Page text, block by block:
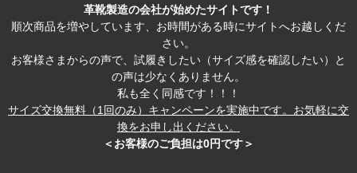
革靴製造の会社が始めたサイトです！
順次商品を増やしています、お時間がある時にサイトへお越しくだ
さい。
お客様さまからの声で、試履きしたい（サイズ感を確認したい）と
の声は少なくありません。
私も全く同感です！！！
サイズ交換無料（1回のみ）キャンペーンを実施中です。お気軽に交
換をお申し出ください。
＜お客様のご負担は0円です＞